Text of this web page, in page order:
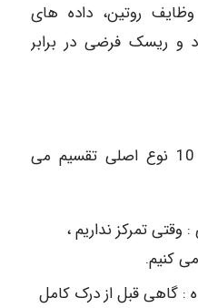
روتین، داده های
و ریسک فرضی در برابر
الف- خطاهای انسانی : به 10 نوع اصلی تقسیم می
تمرکز نداریم ،
کنیم.
: گاهی قبل از درک کامل